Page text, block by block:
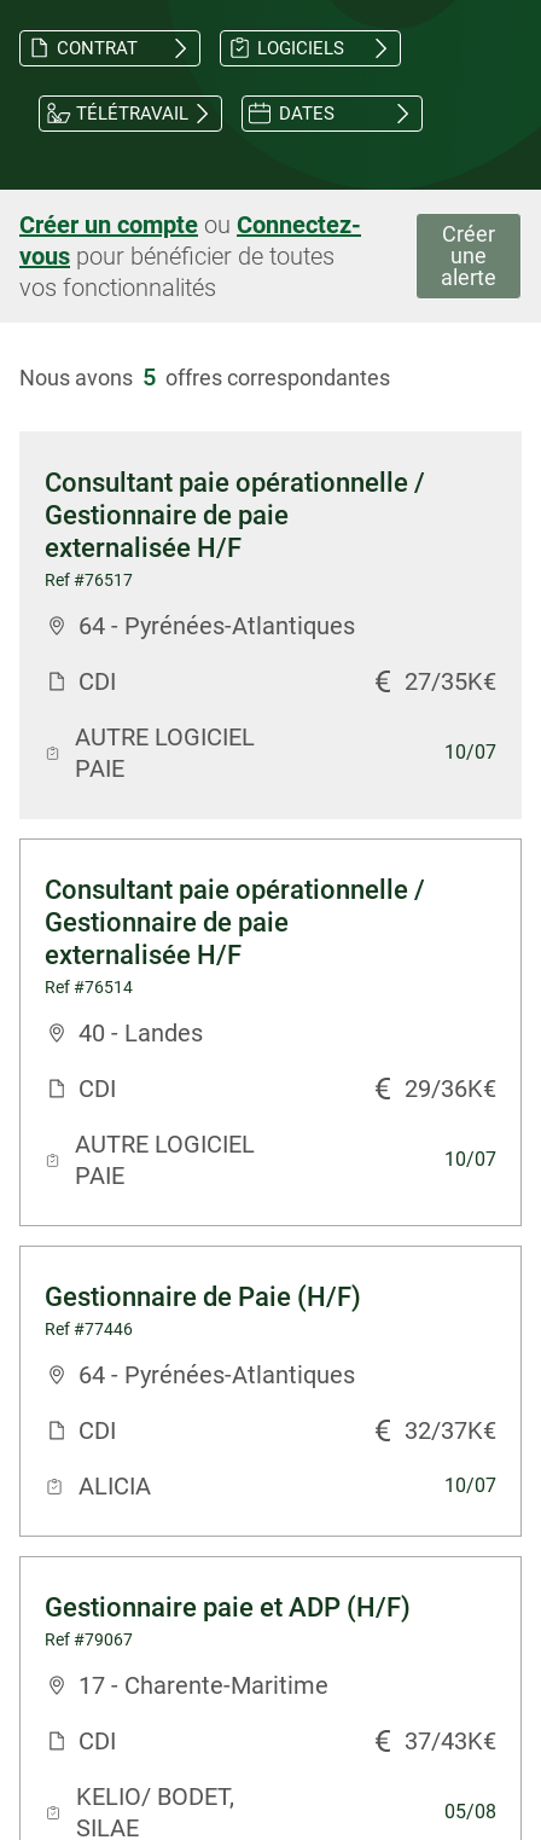
CONTRAT LOGICIELS
TÉLÉTRAVAIL DATES
Créer un compte ou Connectez-
vous pour bénéficier de toutes
vos fonctionnalités
Créer
une
alerte
Nous avons 5 offres correspondantes
Consultant paie opérationnelle /
Gestionnaire de paie
externalisée H/F
Ref #76517
64 - Pyrénées-Atlantiques
CDI
27/35K€
AUTRE LOGICIEL
PAIE
10/07
Consultant paie opérationnelle /
Gestionnaire de paie
externalisée H/F
Ref #76514
40 - Landes
CDI
29/36K€
AUTRE LOGICIEL
PAIE
10/07
Gestionnaire de Paie (H/F)
Ref #77446
64 - Pyrénées-Atlantiques
CDI
32/37K€
ALICIA
10/07
Gestionnaire paie et ADP (H/F)
Ref #79067
17 - Charente-Maritime
CDI
37/43K€
KELIO/ BODET,
SILAE
05/08